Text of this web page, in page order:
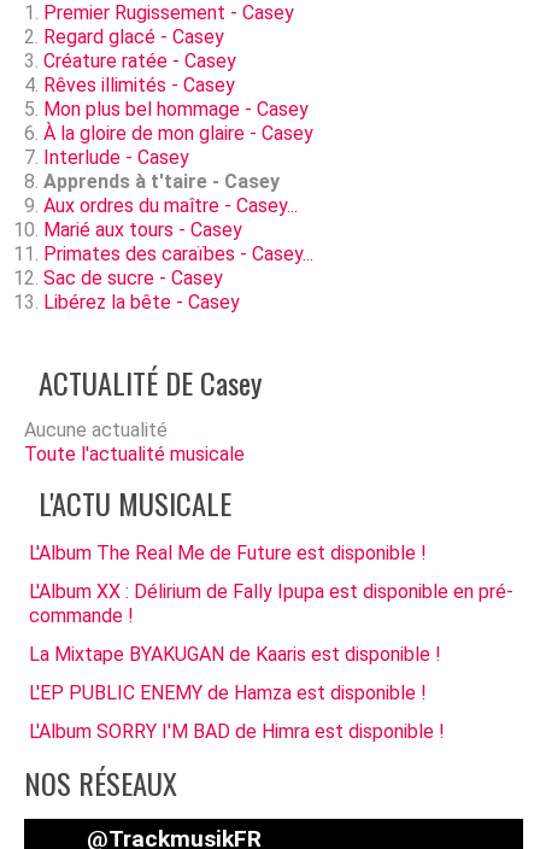
Premier Rugissement - Casey
Regard glacé - Casey
Créature ratée - Casey
Rêves illimités - Casey
Mon plus bel hommage - Casey
À la gloire de mon glaire - Casey
Interlude - Casey
Apprends à t'taire - Casey
Aux ordres du maître - Casey...
Marié aux tours - Casey
Primates des caraïbes - Casey...
Sac de sucre - Casey
Libérez la bête - Casey
ACTUALITÉ DE Casey
Aucune actualité
Toute l'actualité musicale
L'ACTU MUSICALE
L'Album The Real Me de Future est disponible !
L'Album XX : Délirium de Fally Ipupa est disponible en pré-
commande !
La Mixtape BYAKUGAN de Kaaris est disponible !
L'EP PUBLIC ENEMY de Hamza est disponible !
L'Album SORRY I'M BAD de Himra est disponible !
NOS RÉSEAUX
@TrackmusikFR